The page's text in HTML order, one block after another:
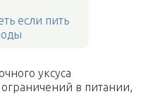
если пить
уксуса
в питании,